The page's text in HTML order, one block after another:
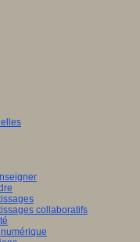
collaboratifs